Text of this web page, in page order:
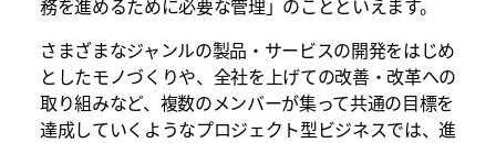
務を進めるために必要な管理」のことといえます。
さまざまなジャンルの製品・サービスの開発をはじめ
としたモノづくりや、全社を上げての改善・改革への
取り組みなど、複数のメンバーが集って共通の目標を
達成していくようなプロジェクト型ビジネスでは、進